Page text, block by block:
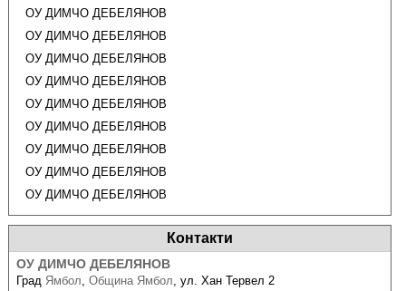
ОУ ДИМЧО ДЕБЕЛЯНОВ
ОУ ДИМЧО ДЕБЕЛЯНОВ
ОУ ДИМЧО ДЕБЕЛЯНОВ
ОУ ДИМЧО ДЕБЕЛЯНОВ
ОУ ДИМЧО ДЕБЕЛЯНОВ
ОУ ДИМЧО ДЕБЕЛЯНОВ
ОУ ДИМЧО ДЕБЕЛЯНОВ
ОУ ДИМЧО ДЕБЕЛЯНОВ
ОУ ДИМЧО ДЕБЕЛЯНОВ
Контакти
ОУ ДИМЧО ДЕБЕЛЯНОВ
Град Ямбол,Община Ямбол,ул. Хан Тервел 2